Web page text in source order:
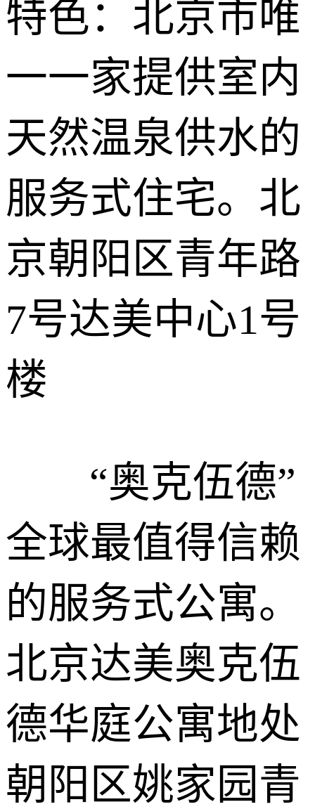
特色：北京市唯
一一家提供室内
天然温泉供水的
服务式住宅。北
京朝阳区青年路
7号达美中心1号
楼
“奥克伍德”
全球最值得信赖
的服务式公寓。
北京达美奥克伍
德华庭公寓地处
朝阳区姚家园青